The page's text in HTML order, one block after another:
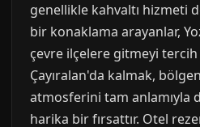
genellikle kahvaltı hizmeti
bir konaklama arayanlar,
çevre ilçelere gitmeyi
Çayıralan'da kalmak,
atmosferini tam anlamıyla
harika bir fırsattır. Otel